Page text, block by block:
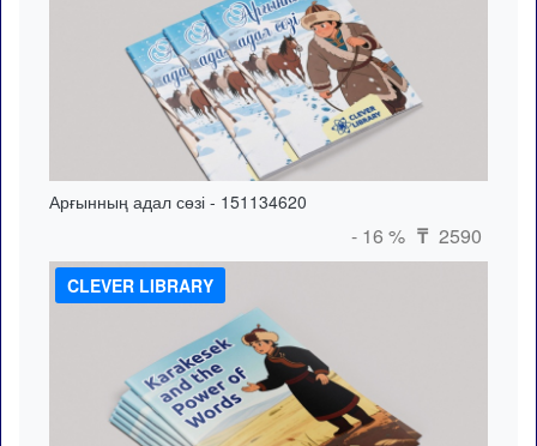
Арғынның адал сөзі - 151134620
- 16 % ₸ 2590
CLEVER LIBRARY